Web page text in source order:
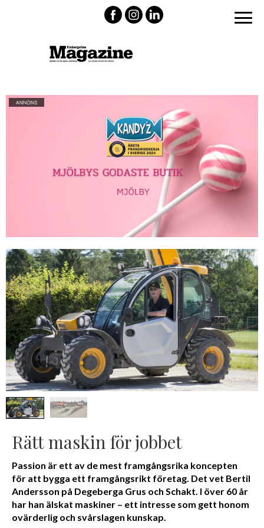
Rätt maskin för jobbet
Passion är ett av de mest framgångsrika koncepten
för att bygga ett framgångsrikt företag. Det vet Bertil
Andersson på Degeberga Grus och Schakt. I över 60 år
har han älskat maskiner – ett intresse som gett honom
ovärderlig och svårslagen kunskap.